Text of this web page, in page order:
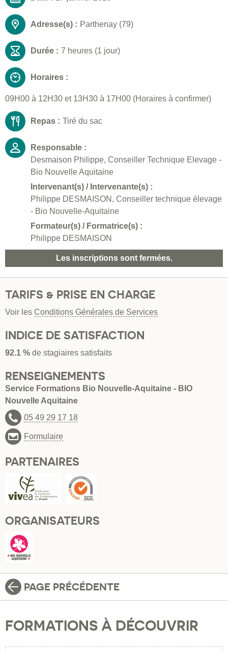
Adresse(s) : Parthenay (79)
Durée : 7 heures (1 jour)
Horaires :
09H00 à 12H30 et 13H30 à 17H00 (Horaires à confirmer)
Repas : Tiré du sac
Responsable :
Desmaison Philippe, Conseiller Technique Elevage -
Bio Nouvelle Aquitaine
Intervenant(s) / Intervenante(s) :
Philippe DESMAISON, Conseiller technique élevage
- Bio Nouvelle-Aquitaine
Formateur(s) / Formatrice(s) :
Philippe DESMAISON
Les inscriptions sont fermées.
TARIFS & PRISE EN CHARGE
Voir les Conditions Générales de Services
INDICE DE SATISFACTION
92.1 % de stagiaires satisfaits
RENSEIGNEMENTS
Service Formations Bio Nouvelle-Aquitaine - BIO
Nouvelle Aquitaine
05 49 29 17 18
Formulaire
PARTENAIRES
ORGANISATEURS
PAGE PRÉCÉDENTE
FORMATIONS À DÉCOUVRIR